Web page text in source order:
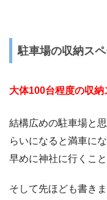
駐車場の収納ス
大体100台程度の収納
結構広めの駐車場と
らいになると満車に
早めに神社に行くこ
そして先ほども書き